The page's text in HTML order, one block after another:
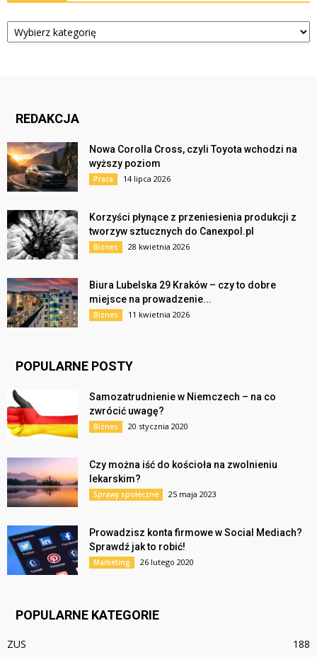
Kategorie
REDAKCJA
Nowa Corolla Cross, czyli Toyota wchodzi na
wyższy poziom
Praca 14 lipca 2026
Korzyści płynące z przeniesienia produkcji z
tworzyw sztucznych do Canexpol.pl
Biznes 28 kwietnia 2026
Biura Lubelska 29 Kraków – czy to dobre
miejsce na prowadzenie...
Biznes 11 kwietnia 2026
POPULARNE POSTY
Samozatrudnienie w Niemczech – na co
zwrócić uwagę?
Biznes 20 stycznia 2020
Czy można iść do kościoła na zwolnieniu
lekarskim?
Sprawy społeczne 25 maja 2023
Prowadzisz konta firmowe w Social Mediach?
Sprawdź jak to robić!
Marketing 26 lutego 2020
POPULARNE KATEGORIE
ZUS
188